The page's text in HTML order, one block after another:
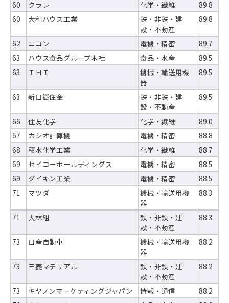
60 クラレ 化学・繊維
89.8
60
大和ハウス工業
鉄・非鉄・建
設・不動産
89.8
62 ニコン 電機・精密
89.7
63
ハウス食品グループ本社 食品・水産
89.5
63
ＩＨＩ
機械・輸送用機
器
89.5
63 新日鐡住金
鉄・非鉄・建
設・不動産
89.5
66 住友化学 化学・繊維
89.0
67
カシオ計算機 電機・精密
88.8
68
積水化学工業 化学・繊維
88.7
69
セイコーホールディングス 電機・精密
88.5
69
ダイキン工業 電機・精密
88.5
71
マツダ
機械・輸送用機
器
88.3
71 大林組
鉄・非鉄・建
設・不動産
88.3
73 日産自動車
機械・輸送用機
器
88.2
73 三菱マテリアル
鉄・非鉄・建
設・不動産
88.2
73 キヤノンマーケティングジャパン 情報・通信
88.2